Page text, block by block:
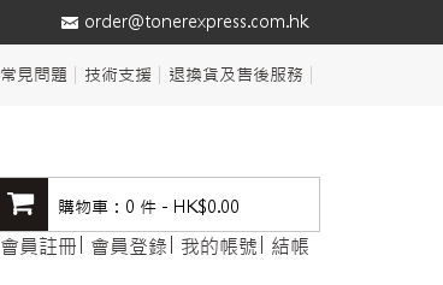
order@tonerexpress.com.hk
常見問題 技術支援 退換貨及售後服務
購物車：0 件 - HK$0.00
會員註冊 會員登錄 我的帳號 結帳